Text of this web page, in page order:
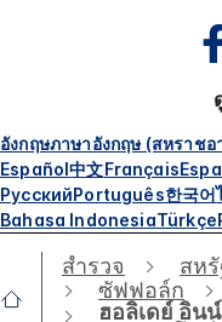
อังกฤษภาษาอังกฤษ (สหราช
Español中文Français
РусскийPortuguês한국어
Bahasa IndonesiaTürkçe
สำรวจ สห
ซัฟฟอล์ก
ฮอลิเดย์ อิน